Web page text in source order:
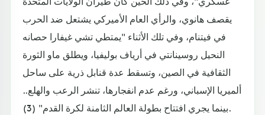
يقصف هانوي، والرأي العام الأميركي يشتعل ضد الحرب
في فيتنام، وفي تلك الأثناء "يمتطي تشي غيفارا حصانه
النحيل روسينانتي في أرياف بوليفيا، ويطلق ماو الثورة
الثقافية في الصين، وتسقط عدة قنابل ذرية على ساحل
ألميريا الإسباني، ورغم عدم انفجارها، تنشر الرعب والهلع..
بينما يجري افتتاح بطولة العالم الثامنة لكرة القدم" (3).